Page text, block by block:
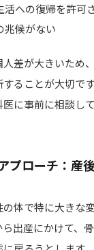
活への復帰を許可
兆候がない
差が大きいため
することが大切で
に事前に相談し
プローチ：産
体で特に大きな
出産にかけて、